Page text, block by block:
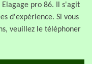
pro 86. Il s'agit
d'expérience. Si vous
veuillez le téléphoner